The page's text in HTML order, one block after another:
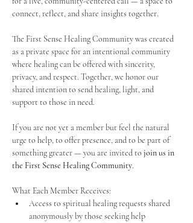
connect, reflect, and share insights together.
The First Sense Healing Community was created
as a private space for an intentional community
where healing can be offered with sincerity,
privacy, and respect. Together, we honor our
shared intention to send healing, light, and
support to those in need.
If you are not yet a member but feel the natural
urge to help, to offer presence, and to be part of
something greater — you are invited to join us in
the First Sense Healing Community.
What Each Member Receives:
Access to spiritual healing requests shared
anonymously by those seeking help